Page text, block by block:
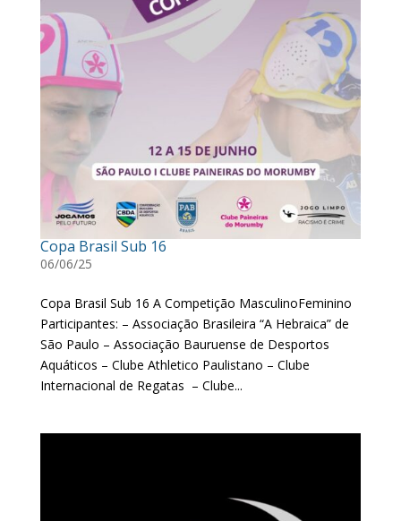
Copa Brasil Sub 16
06/06/25
Copa Brasil Sub 16 A Competição MasculinoFeminino
Participantes: – Associação Brasileira “A Hebraica” de
São Paulo – Associação Bauruense de Desportos
Aquáticos – Clube Athletico Paulistano – Clube
Internacional de Regatas – Clube...